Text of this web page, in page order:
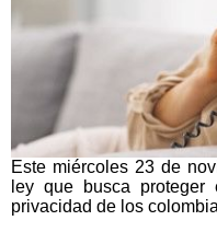
Este miércoles 23 de
ley que busca
privacidad de los